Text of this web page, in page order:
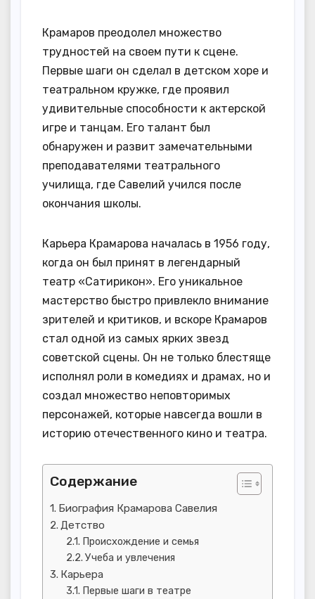
Крамаров преодолел множество
трудностей на своем пути к сцене.
Первые шаги он сделал в детском хоре и
театральном кружке, где проявил
удивительные способности к актерской
игре и танцам. Его талант был
обнаружен и развит замечательными
преподавателями театрального
училища, где Савелий учился после
окончания школы.
Карьера Крамарова началась в 1956 году,
когда он был принят в легендарный
театр «Сатирикон». Его уникальное
мастерство быстро привлекло внимание
зрителей и критиков, и вскоре Крамаров
стал одной из самых ярких звезд
советской сцены. Он не только блестяще
исполнял роли в комедиях и драмах, но и
создал множество неповторимых
персонажей, которые навсегда вошли в
историю отечественного кино и театра.
Содержание
Биография Крамарова Савелия
Детство
Происхождение и семья
Учеба и увлечения
Карьера
Первые шаги в театре